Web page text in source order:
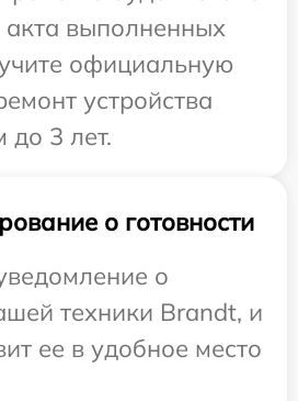
выполненных
официальную
устройства
до 3 лет.
о готовности
о
техники Brandt, и
ее в удобное место